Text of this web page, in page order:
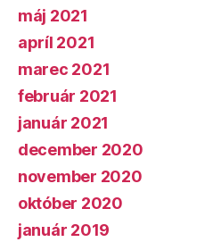
máj 2021
apríl 2021
marec 2021
február 2021
január 2021
december 2020
november 2020
október 2020
január 2019